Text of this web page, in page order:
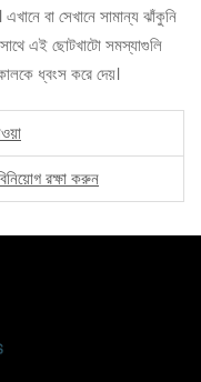
বা সেখানে সামান্য ঝাঁকুনি
এই ছোটখাটো সমস্যাগুলি
ধ্বংস করে দেয়।
রক্ষা করুন